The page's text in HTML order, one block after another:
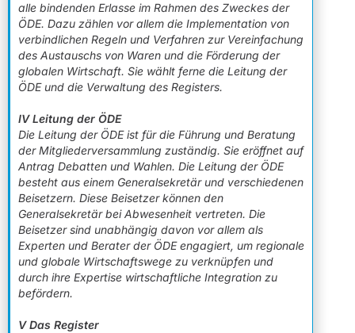
alle bindenden Erlasse im Rahmen des Zweckes der
ÖDE. Dazu zählen vor allem die Implementation von
verbindlichen Regeln und Verfahren zur Vereinfachung
des Austauschs von Waren und die Förderung der
globalen Wirtschaft. Sie wählt ferne die Leitung der
ÖDE und die Verwaltung des Registers.
IV Leitung der ÖDE
Die Leitung der ÖDE ist für die Führung und Beratung
der Mitgliederversammlung zuständig. Sie eröffnet auf
Antrag Debatten und Wahlen. Die Leitung der ÖDE
besteht aus einem Generalsekretär und verschiedenen
Beisetzern. Diese Beisetzer können den
Generalsekretär bei Abwesenheit vertreten. Die
Beisetzer sind unabhängig davon vor allem als
Experten und Berater der ÖDE engagiert, um regionale
und globale Wirtschaftswege zu verknüpfen und
durch ihre Expertise wirtschaftliche Integration zu
befördern.
V Das Register